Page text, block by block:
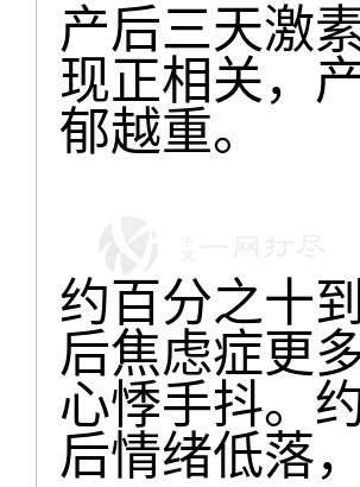
产后三天激
现正相关，
郁越重。
约百分之十
后焦虑症更
心悸手抖。
后情绪低落